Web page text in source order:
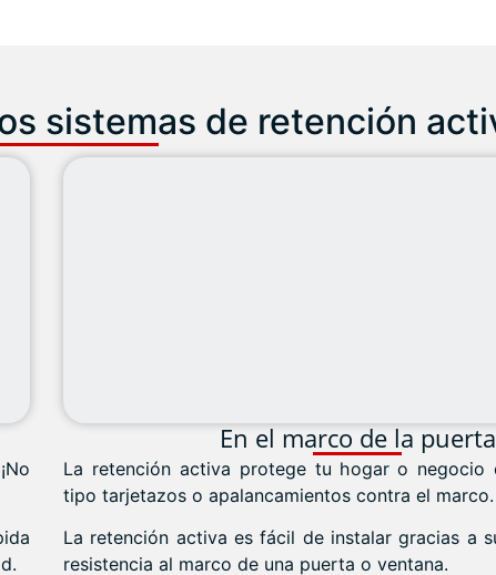
sistemas de retención
En el marco de la puerta
La retención activa protege tu hogar o negocio
tipo tarjetazos o apalancamientos contra el marco.
La retención activa es fácil de instalar gracias a
resistencia al marco de una puerta o ventana.